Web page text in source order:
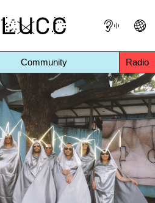
Community Radio